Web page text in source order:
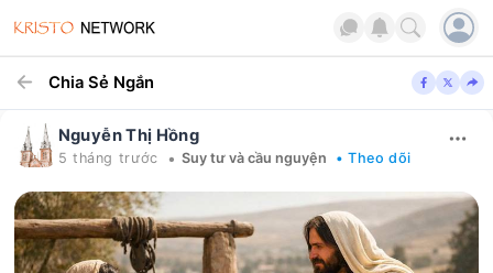
Chia Sẻ Ngắn
Nguyễn Thị Hồng
5 tháng trước • Suy tư và cầu nguyện • Theo dõi